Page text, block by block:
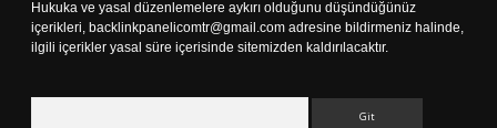
Hukuka ve yasal düzenlemelere aykırı olduğunu düşündüğünüz
içerikleri, backlinkpanelicomtr@gmail.com adresine bildirmeniz halinde,
ilgili içerikler yasal süre içerisinde sitemizden kaldırılacaktır.